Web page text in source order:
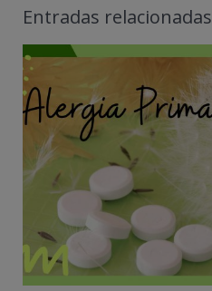
Entradas relacionadas